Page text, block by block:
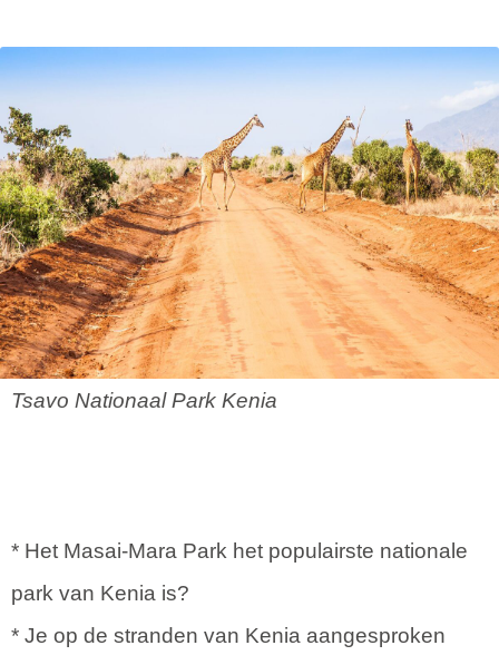
Tsavo Nationaal Park Kenia
* Het Masai-Mara Park het populairste nationale
park van Kenia is?
* Je op de stranden van Kenia aangesproken